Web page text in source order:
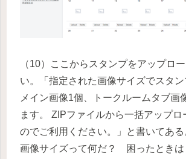
（10）ここからスタンプをアップロ
い。「指定された画像サイズでスタン
メイン画像1個、トークルームタブ画
ます。 ZIPファイルから一括アップロ
のでご利用ください。」と書いてあ
画像サイズって何だ？ 困ったときは